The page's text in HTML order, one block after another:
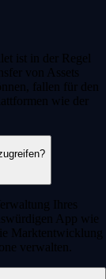
ist in der Regel
von Assets
fallen für den
wie der
Ihres
App wie
Marktentwicklung
verwalten.